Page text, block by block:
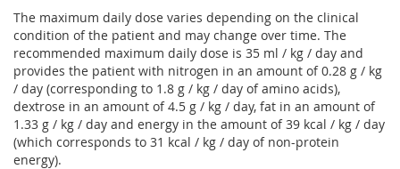
The maximum daily dose varies depending on the clinical
condition of the patient and may change over time. The
recommended maximum daily dose is 35 ml / kg / day and
provides the patient with nitrogen in an amount of 0.28 g / kg
/ day (corresponding to 1.8 g / kg / day of amino acids),
dextrose in an amount of 4.5 g / kg / day, fat in an amount of
1.33 g / kg / day and energy in the amount of 39 kcal / kg / day
(which corresponds to 31 kcal / kg / day of non-protein
energy).